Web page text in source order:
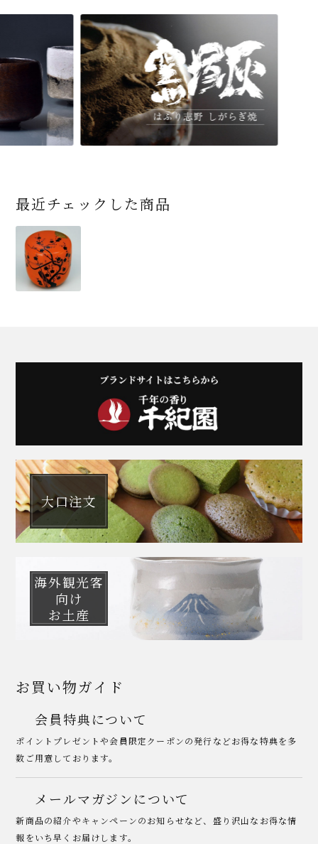
最近チェックした商品
大口注文
海外観光客
向け
お土産
お買い物ガイド
会員特典について
ポイントプレゼントや会員限定クーポンの発行などお得な特典を多
数ご用意しております。
メールマガジンについて
新商品の紹介やキャンペーンのお知らせなど、盛り沢山なお得な情
報をいち早くお届けします。